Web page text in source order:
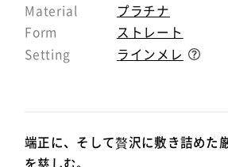
Material
プラチナ
Form
ストレート
Setting
ラインメレ
端正に、そして贅沢に敷き詰めた
を慈しむ。